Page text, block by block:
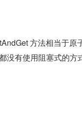
方法相当于原
没有使用阻塞式的方